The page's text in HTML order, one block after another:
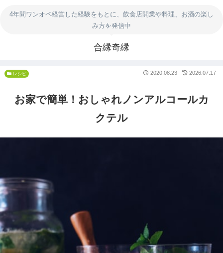
4年間ワンオペ経営した経験をもとに、飲食店開業や料理、お酒の楽し
み方を発信中
合縁奇縁
お家で簡単！おしゃれノンアルコールカ
クテル
2020.08.23 2026.07.17
レシピ